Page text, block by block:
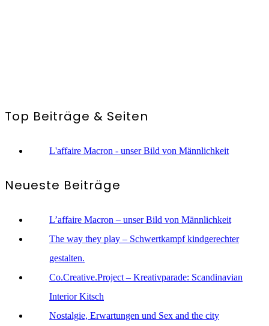
Top Beiträge & Seiten
L'affaire Macron - unser Bild von Männlichkeit
Neueste Beiträge
L’affaire Macron – unser Bild von Männlichkeit
The way they play – Schwertkampf kindgerechter
gestalten.
Co.Creative.Project – Kreativparade: Scandinavian
Interior Kitsch
Nostalgie, Erwartungen und Sex and the city